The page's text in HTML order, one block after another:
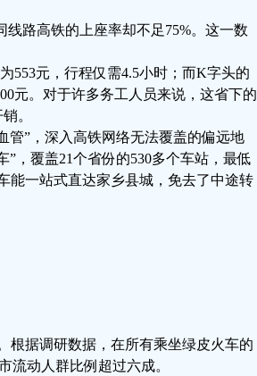
路高铁的上座率却不足75%。这一数
553元，行程仅需4.5小时；而K字头的
元。对于许多务工人员来说，这省下的
。
管”，深入高铁网络无法覆盖的偏远地
，覆盖21个省份的530多个车站，最低
能一站式直达家乡县城，免去了中途转
根据调研数据，在所有乘坐绿皮火车的
流动人群比例超过六成。